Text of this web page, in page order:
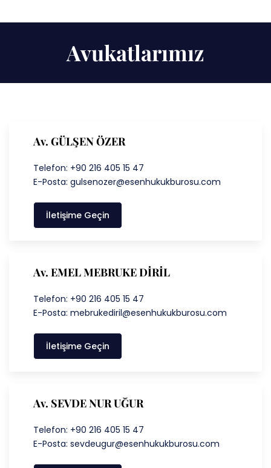
Avukatlarımız
Av. GÜLŞEN ÖZER
Telefon: +90 216 405 15 47
E-Posta: gulsenozer@esenhukukburosu.com
İletişime Geçin
Av. EMEL MEBRUKE DİRİL
Telefon: +90 216 405 15 47
E-Posta: mebrukediril@esenhukukburosu.com
İletişime Geçin
Av. SEVDE NUR UĞUR
Telefon: +90 216 405 15 47
E-Posta: sevdeugur@esenhukukburosu.com